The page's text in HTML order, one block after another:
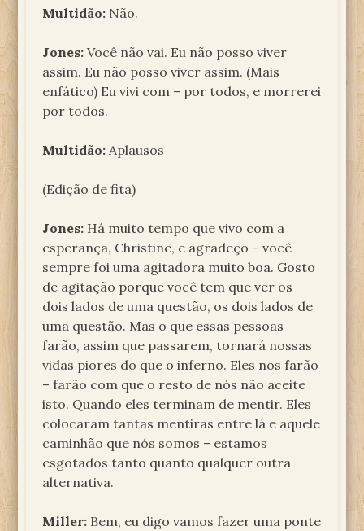
Multidão: Não.
Jones: Você não vai. Eu não posso viver
assim. Eu não posso viver assim. (Mais
enfático) Eu vivi com – por todos, e morrerei
por todos.
Multidão: Aplausos
(Edição de fita)
Jones: Há muito tempo que vivo com a
esperança, Christine, e agradeço – você
sempre foi uma agitadora muito boa. Gosto
de agitação porque você tem que ver os
dois lados de uma questão, os dois lados de
uma questão. Mas o que essas pessoas
farão, assim que passarem, tornará nossas
vidas piores do que o inferno. Eles nos farão
– farão com que o resto de nós não aceite
isto. Quando eles terminam de mentir. Eles
colocaram tantas mentiras entre lá e aquele
caminhão que nós somos – estamos
esgotados tanto quanto qualquer outra
alternativa.
Miller: Bem, eu digo vamos fazer uma ponte